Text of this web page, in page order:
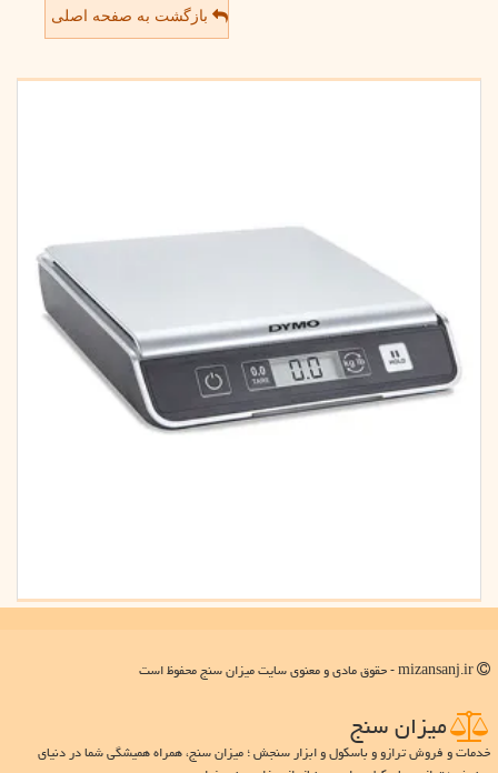
بازگشت به صفحه اصلی
میزان سنج
خدمات و فروش ترازو و باسکول و ابزار سنجش ؛ میزان سنج، همراه همیشگی شما در دنیای